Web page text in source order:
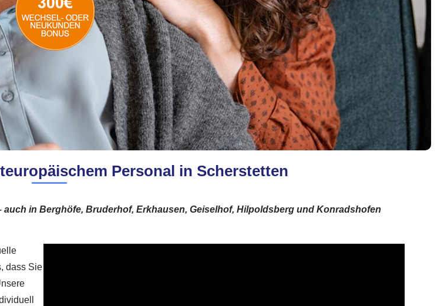
Personal in Scherstetten
in Berghöfe, Bruderhof, Erkhausen, Geiselhof, Hilpoldsberg und Konradshofen
dass Sie